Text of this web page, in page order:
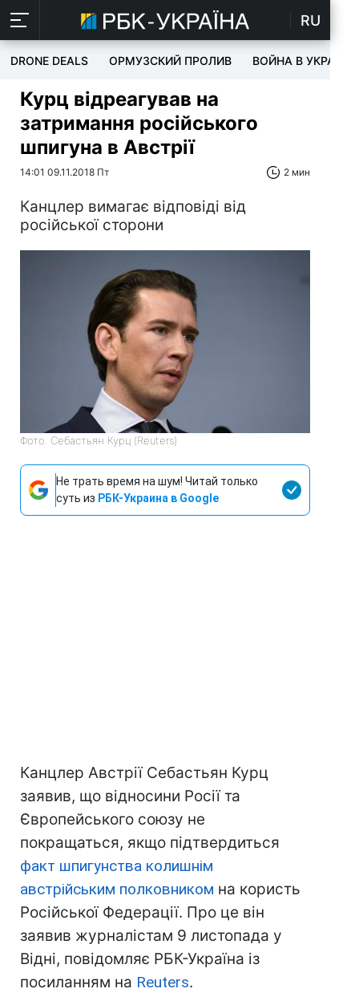
RU
DRONE DEALS ОРМУЗСКИЙ ПРОЛИВ ВОЙНА В УКРАИНЕ
Курц відреагував на
затримання російського
шпигуна в Австрії
14:01 09.11.2018 Пт 2 мин
Канцлер вимагає відповіді від
російської сторони
Фото: Себастьян Курц (Reuters)
Не трать время на шум! Читай только
суть из РБК-Украина в Google
Канцлер Австрії Себастьян Курц
заявив, що відносини Росії та
Європейського союзу не
покращаться, якщо підтвердиться
факт шпигунства колишнім
австрійським полковником на користь
Російської Федерації. Про це він
заявив журналістам 9 листопада у
Відні, повідомляє РБК-Україна із
посиланням на Reuters.